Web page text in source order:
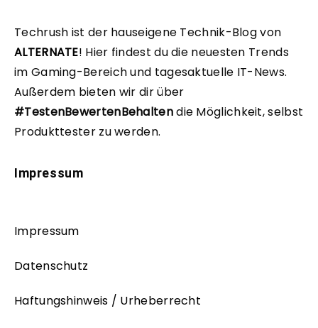
Techrush ist der hauseigene Technik-Blog von
ALTERNATE! Hier findest du die neuesten Trends
im Gaming-Bereich und tagesaktuelle IT-News.
Außerdem bieten wir dir über
#TestenBewertenBehaltendie Möglichkeit, selbst
Produkttester zu werden.
Impressum
Impressum
Datenschutz
Haftungshinweis / Urheberrecht